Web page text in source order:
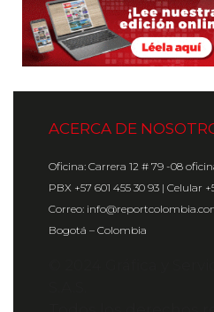
ACERCA DE
Oficina: Carrera 12 # 79 -08
PBX +57 601 455 30 93 | Celular
Correo:
Bogotá – Colombia